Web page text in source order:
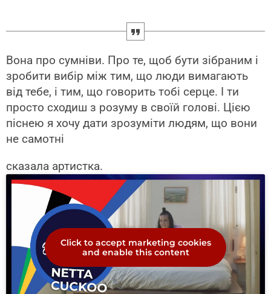
Вона про сумніви. Про те, щоб бути зібраним і
зробити вибір між тим, що люди вимагають
від тебе, і тим, що говорить тобі серце. І ти
просто сходиш з розуму в своїй голові. Цією
піснею я хочу дати зрозуміти людям, що вони
не самотні
сказала артистка.
Click to accept marketing cookies
and enable this content